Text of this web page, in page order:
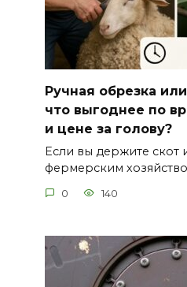
Ручная обрезка
что выгоднее по
и цене за голову?
Если вы держите скот
фермерским
0 140